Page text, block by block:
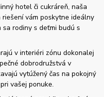
hotel či cukráreň, naša
vám poskytne ideálny
rodiny s deťmi budú s
v interiéri zónu dokonalej
dobrodružstvá v
vytúžený čas na pokojný
vašej ponuke.